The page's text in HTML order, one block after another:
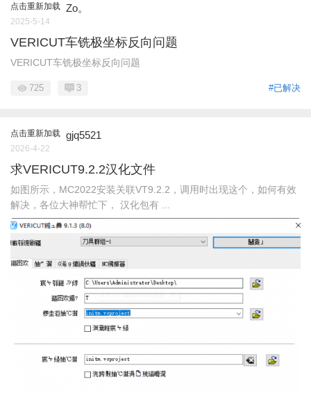
点击重新加载 Zo。
2025-5-14
VERICUT车铣极坐标反向问题
VERICUT车铣极坐标反向问题
#已解决
725 3
点击重新加载 gjq5521
2026-4-22
求VERICUT9.2.2汉化文件
如图所示，MC2022安装关联VT9.2.2，调用时出现这个，如何有效
解决，各位大神帮忙下， 汉化包有 ...